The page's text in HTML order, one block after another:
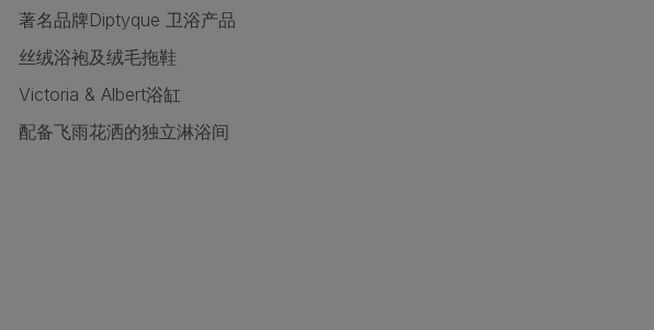
著名品牌Diptyque 卫浴产品
丝绒浴袍及绒毛拖鞋
Victoria & Albert浴缸
配备飞雨花洒的独立淋浴间